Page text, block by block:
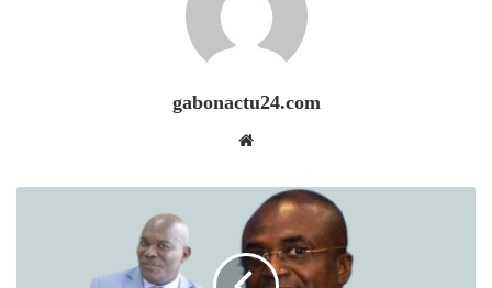
gabonactu24.com